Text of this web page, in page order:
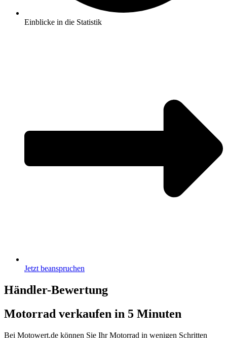
Einblicke in die Statistik
Jetzt beanspruchen
Händler-Bewertung
Motorrad verkaufen in 5 Minuten
Bei Motowert.de können Sie Ihr Motorrad in wenigen Schritten